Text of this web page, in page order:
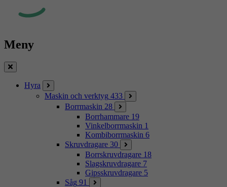
Meny
Stäng
Hyra
Maskin och verktyg 433
Borrmaskin 28
Borrhammare 19
Vinkelborrmaskin 1
Kombiborrmaskin 6
Skruvdragare 30
Borrskruvdragare 18
Slagskruvdragare 7
Gipsskruvdragare 5
Såg 91